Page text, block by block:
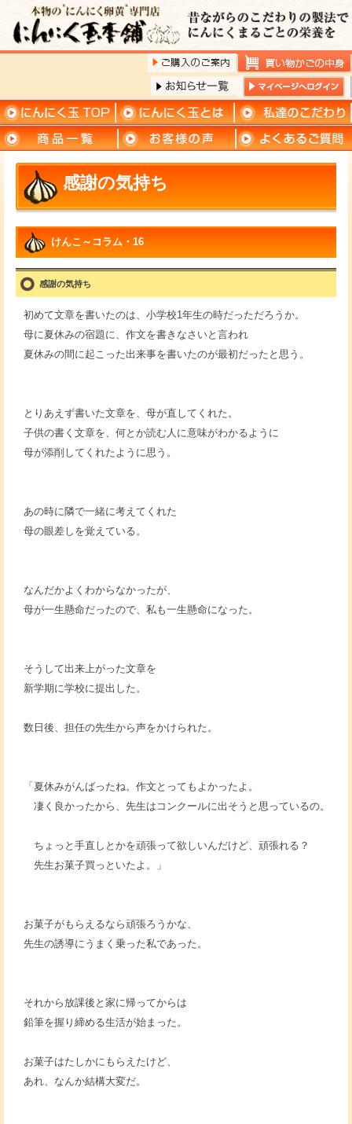
感謝の気持ち
けんこ～コラム・16
感謝の気持ち
初めて文章を書いたのは、小学校1年生の時だっただろうか。
母に夏休みの宿題に、作文を書きなさいと言われ
夏休みの間に起こった出来事を書いたのが最初だったと思う。
とりあえず書いた文章を、母が直してくれた。
子供の書く文章を、何とか読む人に意味がわかるように
母が添削してくれたように思う。
あの時に隣で一緒に考えてくれた
母の眼差しを覚えている。
なんだかよくわからなかったが、
母が一生懸命だったので、私も一生懸命になった。
そうして出来上がった文章を
新学期に学校に提出した。
数日後、担任の先生から声をかけられた。
「夏休みがんばったね。作文とってもよかったよ。
凄く良かったから、先生はコンクールに出そうと思っているの。
ちょっと手直しとかを頑張って欲しいんだけど、頑張れる？
先生お菓子買っといたよ。」
お菓子がもらえるなら頑張ろうかな、
先生の誘導にうまく乗った私であった。
それから放課後と家に帰ってからは
鉛筆を握り締める生活が始まった。
お菓子はたしかにもらえたけど、
あれ、なんか結構大変だ。